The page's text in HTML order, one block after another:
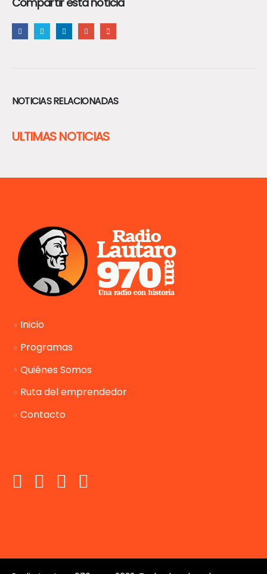
NOTICIAS RELACIONADAS
ULTIMAS NOTICIAS
Inicio
Programas
Quiénes Somos
Ruta del emprendedor
Contacto